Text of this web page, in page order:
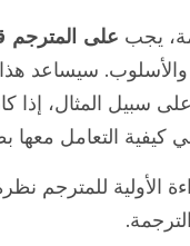
يجب على المترجم
سيساعد
سبيل المثال، إذا
كيفية التعامل معها
الأولية للمترجم